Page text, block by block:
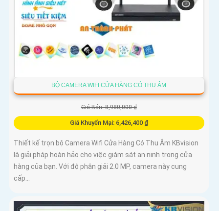
BỘ CAMERA WIFI CỬA HÀNG CÓ THU ÂM
Giá Bán: 8,980,000 ₫
Giá Khuyến Mại: 6,426,400 ₫
Thiết kế trọn bộ Camera Wifi Cửa Hàng Có Thu Âm KBvision
là giải pháp hoàn hảo cho việc giám sát an ninh trong cửa
hàng của bạn. Với độ phân giải 2.0 MP, camera này cung
cấp...